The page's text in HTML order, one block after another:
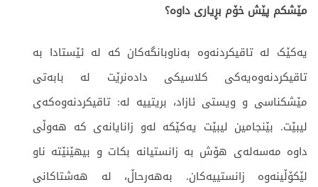
مێشکم پێش خۆم بڕیاری داوە؟
یەکێک لە تاقیکردنەوە بەناوبانگەکان کە لە ئێستادا بە
تاقیکردنەوەیەکی کلاسیکی دادەنرێت لە بابەتی
مێشکناسی و ویستی ئازاد، بریتییە لە: تاقیکردنەوەکەی
لیبێت. بێنجامین لیبێت یەکێکە لەو زانایانەی کە هەوڵی
داوە مەسەلەی هۆش بە زانستیانە بکات و بیهێنێتە ناو
لێکۆڵینەوە زانستییەکان. بەهەرحاڵ، لە هەشتاکانی